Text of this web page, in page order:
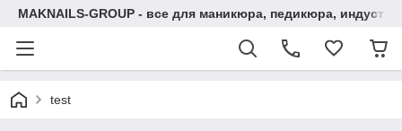
MAKNAILS-GROUP - все для маникюра, педикюра,
test